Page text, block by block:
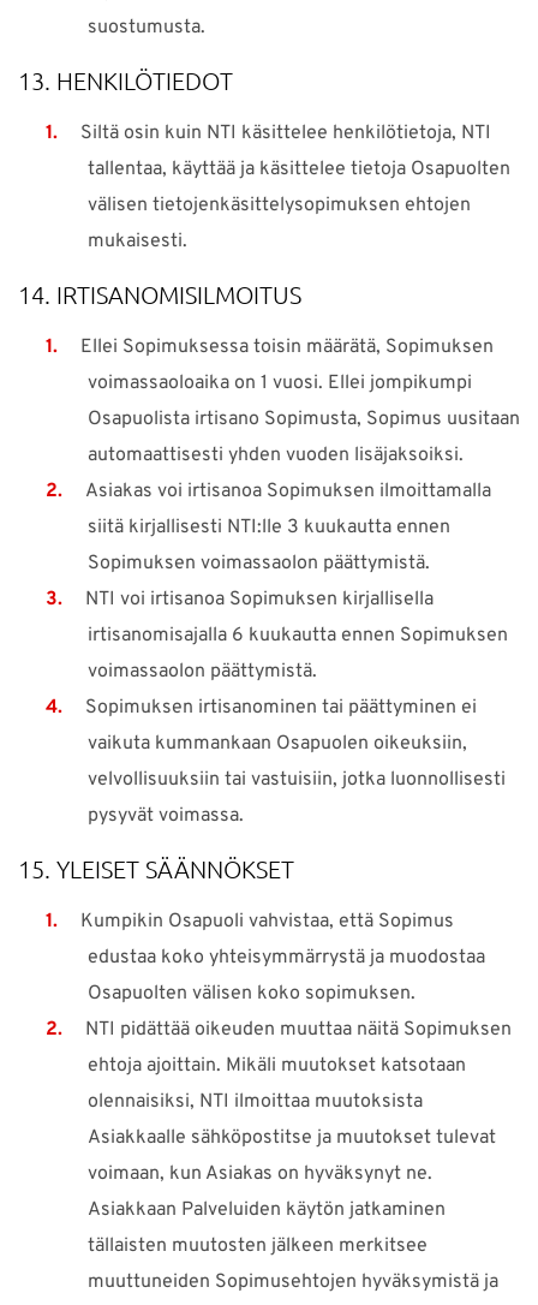
suostumusta.
13. HENKILÖTIEDOT
Siltä osin kuin NTI käsittelee henkilötietoja, NTI
tallentaa, käyttää ja käsittelee tietoja Osapuolten
välisen tietojenkäsittelysopimuksen ehtojen
mukaisesti.
14. IRTISANOMISILMOITUS
Ellei Sopimuksessa toisin määrätä, Sopimuksen
voimassaoloaika on 1 vuosi. Ellei jompikumpi
Osapuolista irtisano Sopimusta, Sopimus uusitaan
automaattisesti yhden vuoden lisäjaksoiksi.
Asiakas voi irtisanoa Sopimuksen ilmoittamalla
siitä kirjallisesti NTI:lle 3 kuukautta ennen
Sopimuksen voimassaolon päättymistä.
NTI voi irtisanoa Sopimuksen kirjallisella
irtisanomisajalla 6 kuukautta ennen Sopimuksen
voimassaolon päättymistä.
Sopimuksen irtisanominen tai päättyminen ei
vaikuta kummankaan Osapuolen oikeuksiin,
velvollisuuksiin tai vastuisiin, jotka luonnollisesti
pysyvät voimassa.
15. YLEISET SÄÄNNÖKSET
Kumpikin Osapuoli vahvistaa, että Sopimus
edustaa koko yhteisymmärrystä ja muodostaa
Osapuolten välisen koko sopimuksen.
NTI pidättää oikeuden muuttaa näitä Sopimuksen
ehtoja ajoittain. Mikäli muutokset katsotaan
olennaisiksi, NTI ilmoittaa muutoksista
Asiakkaalle sähköpostitse ja muutokset tulevat
voimaan, kun Asiakas on hyväksynyt ne.
Asiakkaan Palveluiden käytön jatkaminen
tällaisten muutosten jälkeen merkitsee
muuttuneiden Sopimusehtojen hyväksymistä ja